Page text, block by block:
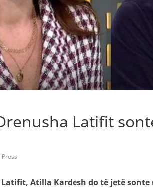
Latifit
Press
Atilla Kardesh do të jetë sonte